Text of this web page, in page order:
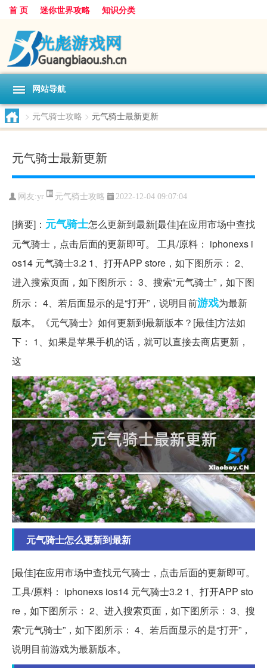
首 页 迷你世界攻略 知识分类
网站导航
> 元气骑士攻略 > 元气骑士最新更新
元气骑士最新更新
网友:yr 元气骑士攻略 2022-12-04 09:07:04
[摘要]： 元气骑士怎么更新到最新[最佳]在应用市场中查找
元气骑士，点击后面的更新即可。 工具/原料： iphonexs i
os14 元气骑士3.2 1、打开APP store，如下图所示： 2、
进入搜索页面，如下图所示： 3、搜索“元气骑士”，如下图
所示： 4、若后面显示的是“打开”，说明目前游戏为最新
版本。《元气骑士》如何更新到最新版本？[最佳]方法如
下： 1、如果是苹果手机的话，就可以直接去商店更新，
这
元气骑士怎么更新到最新
[最佳]在应用市场中查找元气骑士，点击后面的更新即可。
工具/原料： iphonexs ios14 元气骑士3.2 1、打开APP sto
re，如下图所示： 2、进入搜索页面，如下图所示： 3、搜
索“元气骑士”，如下图所示： 4、若后面显示的是“打开”，
说明目前游戏为最新版本。